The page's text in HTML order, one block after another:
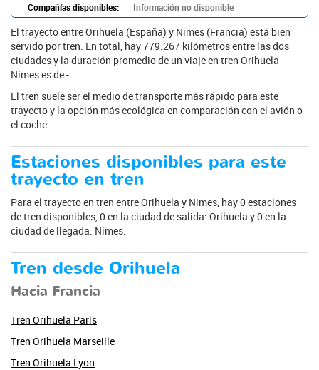
Compañías disponibles:
Información no disponible
El trayecto entre Orihuela (España) y Nimes (Francia) está bien
servido por tren. En total, hay 779.267 kilómetros entre las dos
ciudades y la duración promedio de un viaje en tren Orihuela
Nimes es de -.
El tren suele ser el medio de transporte más rápido para este
trayecto y la opción más ecológica en comparación con el avión o
el coche.
Estaciones disponibles para este
trayecto en tren
Para el trayecto en tren entre Orihuela y Nimes, hay 0 estaciones
de tren disponibles, 0 en la ciudad de salida: Orihuela y 0 en la
ciudad de llegada: Nimes.
Tren desde Orihuela
Hacia Francia
Tren Orihuela París
Tren Orihuela Marseille
Tren Orihuela Lyon